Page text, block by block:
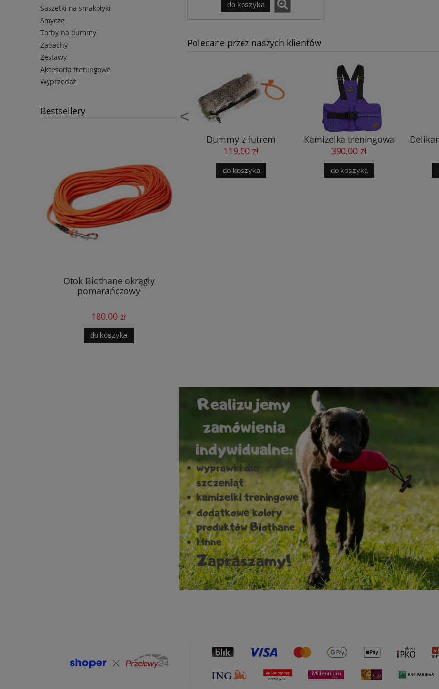
Saszetki na smakołyki
Smycze
Torby na dummy
Zapachy
Zestawy
Akcesoria treningowe
Wyprzedaż
Bestsellery
Otok Biothane okrągły
pomarańczowy
180,00 zł
do koszyka
do koszyka
Polecane przez naszych klientów
<
do koszyka
Dummy z futrem
królika na smakołyki L
119,00 zł
do koszyka
Kamizelka treningowa
Trainer liliowa
390,00 zł
do koszyka